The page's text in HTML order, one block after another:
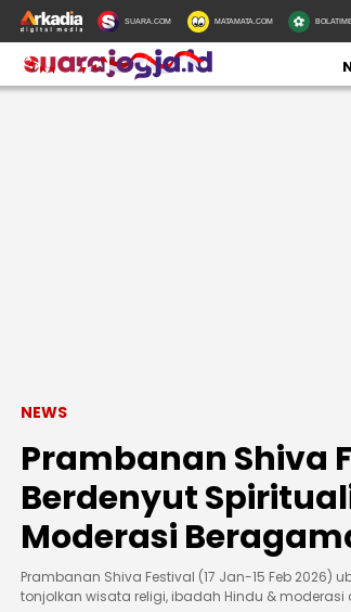
SUARA.COM MATAMATA.COM
NEWS
Prambanan Shiva
Berdenyut
Moderasi
Prambanan Shiva Festival (17 Jan-15 Feb
tonjolkan wisata religi, ibadah Hindu &